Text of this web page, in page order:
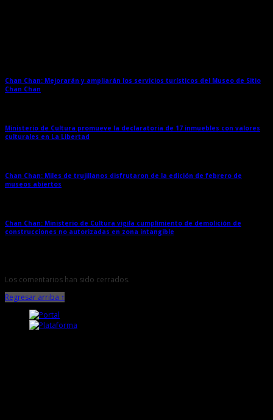
Chan Chan: Mejorarán y ampliarán los servicios turísticos del Museo de Sitio
Chan Chan
Ministerio de Cultura promueve la declaratoria de 17 inmuebles con valores
culturales en La Libertad
Chan Chan: Miles de trujillanos disfrutaron de la edición de febrero de
museos abiertos
Chan Chan: Ministerio de Cultura vigila cumplimiento de demolición de
construcciones no autorizadas en zona intangible
Los comentarios han sido cerrados.
Regresar arriba ↑